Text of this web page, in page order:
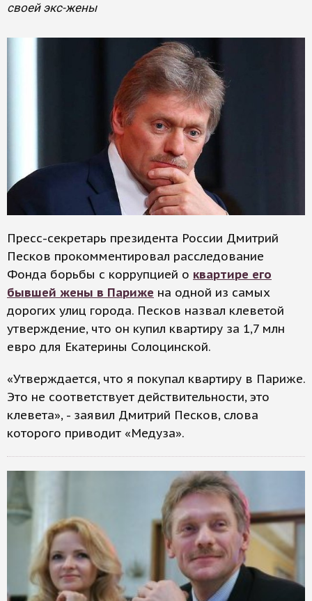
своей экс-жены
Пресс-секретарь президента России Дмитрий
Песков прокомментировал расследование
Фонда борьбы с коррупцией о квартире его
бывшей жены в Париже на одной из самых
дорогих улиц города. Песков назвал клеветой
утверждение, что он купил квартиру за 1,7 млн
евро для Екатерины Солоцинской.
«Утверждается, что я покупал квартиру в Париже.
Это не соответствует действительности, это
клевета», - заявил Дмитрий Песков, слова
которого приводит «Медуза».